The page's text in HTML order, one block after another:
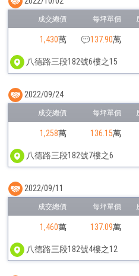
1,430萬 137.90萬
八德路三段182號6樓之15
1,258萬 136.15萬
八德路三段182號7樓之6
2022/09/24
1,460萬 137.09萬
八德路三段182號4樓之12
2022/09/11